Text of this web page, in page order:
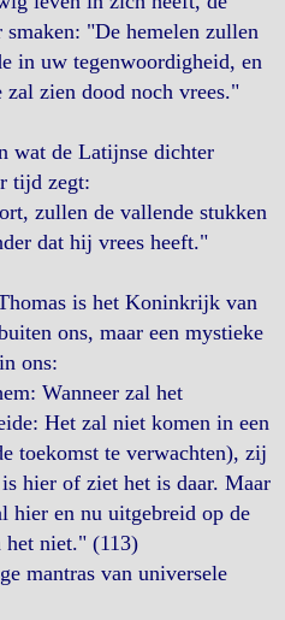
"De hemelen zullen
in uw tegenwoordigheid, en
zien dood noch vrees."
wat de Latijnse dichter
tijd zegt:
zullen de vallende stukken
dat hij vrees heeft."
is het Koninkrijk van
ons, maar een mystieke
ons:
Wanneer zal het
Het zal niet komen in een
toekomst te verwachten), zij
hier of ziet het is daar. Maar
en nu uitgebreid op de
het niet." (113)
mantras van universele